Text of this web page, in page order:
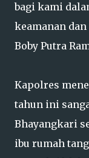
bagi kami
keamanan
Boby Putra
Kapolres
tahun ini
Bhayangkari
ibu rumah